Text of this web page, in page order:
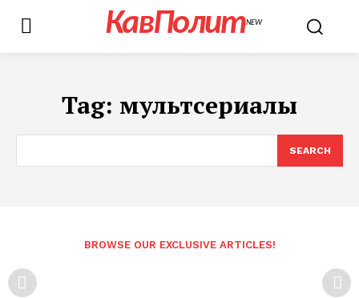
КавПолитNEW
Tag: мультсериалы
SEARCH
BROWSE OUR EXCLUSIVE ARTICLES!